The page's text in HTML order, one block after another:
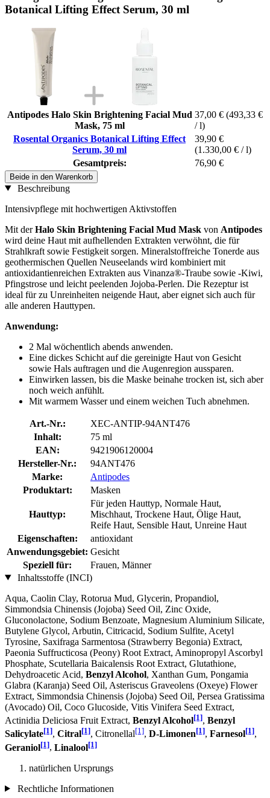
Botanical Lifting Effect Serum, 30 ml
Antipodes Halo Skin Brightening Facial Mud
Mask, 75 ml
37,00 € (493,33 €
/ l)
Rosental Organics Botanical Lifting Effect
Serum, 30 ml
39,90 €
(1.330,00 € / l)
Gesamtpreis:
76,90 €
Beide in den Warenkorb
Beschreibung
Intensivpflege mit hochwertigen Aktivstoffen
Mit derHalo Skin Brightening Facial Mud Mask von Antipodes
wird deine Haut mit aufhellenden Extrakten verwöhnt, die für
Strahlkraft sowie Festigkeit sorgen. Mineralstoffreiche Tonerde aus
geothermischen Quellen Neuseelands wird kombiniert mit
antioxidantienreichen Extrakten aus Vinanza®-Traube sowie -Kiwi,
Pfingstrose und leicht peelenden Jojoba-Perlen. Die Rezeptur ist
ideal für zu Unreinheiten neigende Haut, aber eignet sich auch für
alle anderen Hauttypen.
Anwendung:
2 Mal wöchentlich abends anwenden.
Eine dickes Schicht auf die gereinigte Haut von Gesicht
sowie Hals auftragen und die Augenregion aussparen.
Einwirken lassen, bis die Maske beinahe trocken ist, sich aber
noch weich anfühlt.
Mit warmem Wasser und einem weichen Tuch abnehmen.
Art.-Nr.:
XEC-ANTIP-94ANT476
Inhalt:
75 ml
EAN:
9421906120004
Hersteller-Nr.:
94ANT476
Marke:
Antipodes
Produktart:
Masken
Hauttyp:
Für jeden Hauttyp, Normale Haut,
Mischhaut, Trockene Haut, Ölige Haut,
Reife Haut, Sensible Haut, Unreine Haut
Eigenschaften:
antioxidant
Anwendungsgebiet: Gesicht
Speziell für:
Frauen, Männer
Inhaltsstoffe (INCI)
Aqua, Caolin Clay, Rotorua Mud, Glycerin, Propandiol,
Simmondsia Chinensis (Jojoba) Seed Oil, Zinc Oxide,
Gluconolactone, Sodium Benzoate, Magnesium Aluminium Silicate,
Butylene Glycol, Arbutin, Citricacid, Sodium Sulfite, Acetyl
Tyrosine, Saxifraga Sarmentosa (Strawberry Begonia) Extract,
Paeonia Suffructicosa (Peony) Root Extract, Aminopropyl Ascorbyl
Phosphate, Scutellaria Baicalensis Root Extract, Glutathione,
Dehydroacetic Acid, Benzyl Alcohol, Xanthan Gum, Pongamia
Glabra (Karanja) Seed Oil, Asteriscus Graveolens (Oxeye) Flower
Extract, Simmondsia Chinensis (Jojoba) Seed Oil, Persea Gratissima
(Avocado) Oil, Coco Glucoside, Vitis Vinifera Seed Extract,
Actinidia Deliciosa Fruit Extract, Benzyl Alcohol[1], Benzyl
Salicylate[1], Citral[1], Citronellal[1], D-Limonen[1], Farnesol[1],
Geraniol[1], Linalool[1]
natürlichen Ursprungs
Rechtliche Informationen